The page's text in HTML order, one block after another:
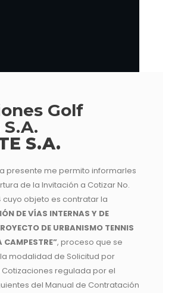
Golf
S.A.
presente me permito informarles
de la Invitación a Cotizar No.
cuyo objeto es contratar la
DE VÍAS INTERNAS Y DE
DE URBANISMO TENNIS
CAMPESTRE”, proceso que se
modalidad de Solicitud por
regulada por el
del Manual de Contratación